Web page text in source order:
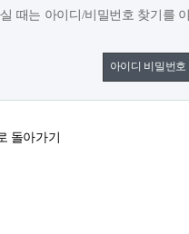
때는 아이디/비밀번호 찾기를
아이디 비밀번호
돌아가기